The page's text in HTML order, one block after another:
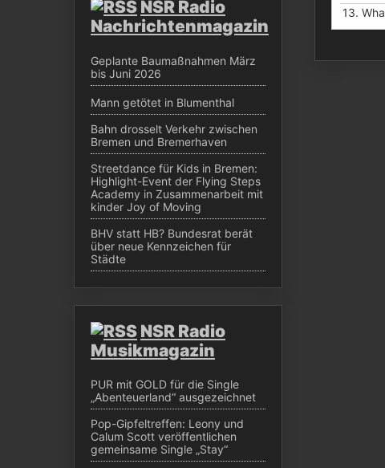
13.
NSR Radio
Nachrichtenmagazin
Geplante Baumaßnahmen März
bis Juni 2026
Mann getötet in Blumenthal
Bahn drosselt Verkehr zwischen
Bremen und Bremerhaven
Streetdance für Kids in Bremen:
Highlight-Event der Flying Steps
Academy in Zusammenarbeit mit
kinder Joy of Moving
BHV statt HB? Bundesrat berät
über neue Kennzeichen für
Städte
NSR Radio
Musikmagazin
PUR mit GOLD für die Single
„Abenteuerland“ ausgezeichnet
Pop-Gipfeltreffen: Leony und
Calum Scott veröffentlichen
gemeinsame Single „Stay“